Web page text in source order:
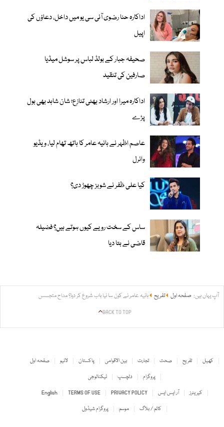
اداکارہ حنا رضوی آئی سی یو میں داخل، دعاؤں کی
اپیل
صحیفہ جبار کے بولڈ لباس پر سوشل میڈیا
صارفین کی تنقید
اداکارہ میرا اور ارشاد بھٹی تنازع؛ شان شاہد بھی بول
پڑے
عاصم اظہر نے ہانیہ عامر کا ہاتھ تھام لیا، ویڈیو
وائرل
کیا علی ظفر نے شوبز چھوڑ دی؟
ساس کے سخت رویے کیوں ہوتے ہیں؟ فضیلہ
قاضی نے بتا دیا
آپ یہاں ہیں: صفحہ اول تفریح ہانیہ عامر نے کون سا نیا باب شروع کر دیا؟ مداح متجسس
BACK TO TOP
صفحہ اول لائیو پاکستان بین الاقوامی تجارت صحت تفریح
کھیل
ٹیکنالوجی
دلچسپ
پروگرام
English
TERMS OF USE PRIVACY POLICY آر ایس ایس
کیریئرز
پروگرام شیڈول
موسم کالم / بلاگ